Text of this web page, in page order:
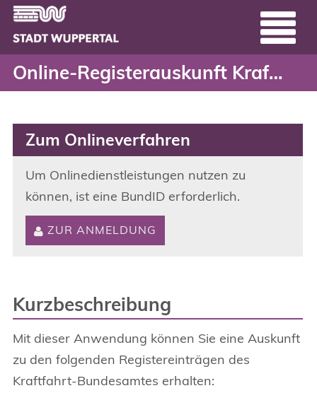
Zum Hauptinhalt springen
Online-
Header
Online-Registerauskunft Kraftfahrt-Bundesamt
Zum Onlineverfahren
Um Onlinedienstleistungen nutzen zu
können, ist eine BundID erforderlich.
ZUR ANMELDUNG
Kurzbeschreibung
Mit dieser Anwendung können Sie eine Auskunft
zu den folgenden Registereinträgen des
Kraftfahrt-Bundesamtes erhalten: